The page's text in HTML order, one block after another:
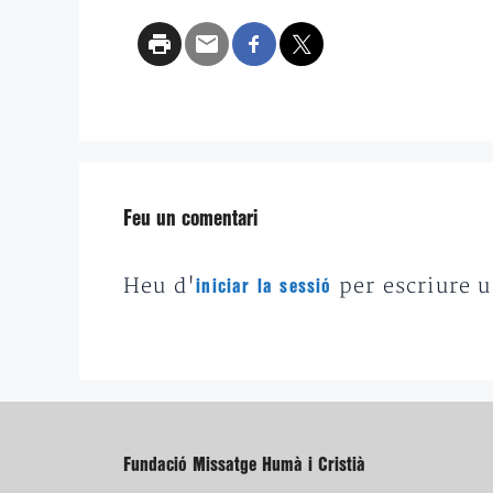
Feu un comentari
Heu d'iniciar la sessió per escriure
Fundació Missatge Humà i Cristià